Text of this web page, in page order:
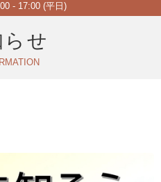
- 17:00 (平日)
せ